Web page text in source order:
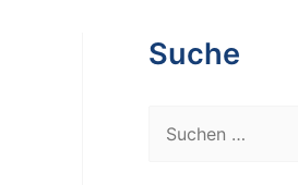
Suche